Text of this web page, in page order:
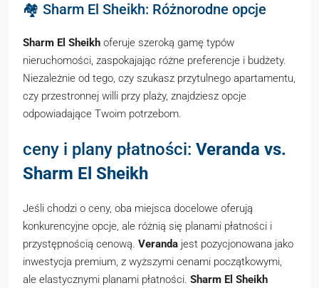
🏘️ Sharm El Sheikh: Różnorodne opcje
Sharm El Sheikh oferuje szeroką gamę typów
nieruchomości, zaspokajając różne preferencje i budżety.
Niezależnie od tego, czy szukasz przytulnego apartamentu,
czy przestronnej willi przy plaży, znajdziesz opcje
odpowiadające Twoim potrzebom.
ceny i plany płatności: Veranda vs.
Sharm El Sheikh
Jeśli chodzi o ceny, oba miejsca docelowe oferują
konkurencyjne opcje, ale różnią się planami płatności i
przystępnością cenową. Veranda jest pozycjonowana jako
inwestycja premium, z wyższymi cenami początkowymi,
ale elastycznymi planami płatności. Sharm El Sheikh